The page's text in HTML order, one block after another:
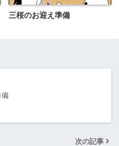
三桜のお迎え準備
備
次の記事